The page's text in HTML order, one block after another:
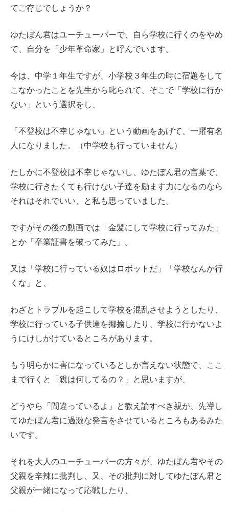
てご存じでしょうか？
ゆたぼん君はユーチューバーで、自ら学校に行くのをやめ
て、自分を「少年革命家」と呼んでいます。
今は、中学１年生ですが、小学校３年生の時に宿題をして
こなかったことを先生から叱られて、そこで「学校に行か
ない」という選択をし、
「不登校は不幸じゃない」という動画をあげて、一躍有名
人になりました。（中学校も行っていません）
たしかに不登校は不幸じゃないし、ゆたぼん君の言葉で、
学校に行きたくても行けない子達を励ます力になるのなら
それはそれでいい、と私も思っていました。
ですがその後の動画では「金髪にして学校に行ってみた」
とか「卒業証書を破ってみた」。
又は「学校に行っている奴はロボットだ」「学校なんか行
くな」と、
わざとトラブルを起こして学校を混乱させようとしたり、
学校に行っている子供達を揶揄したり、学校に行かないよ
うにけしかけているところがあります。
もう明らかに害になっているとしか言えない状態で、ここ
まで行くと「親は何してるの？」と思いますが、
どうやら「間違っているよ」と教え諭すべき親が、先導し
てゆたぼん君に過激な発言をさせているところもあるみた
いです。
それを大人のユーチューバーの方々が、ゆたぼん君やその
父親を辛辣に批判し、又、その批判に対してゆたぼん君と
父親が一緒になって応戦したり、